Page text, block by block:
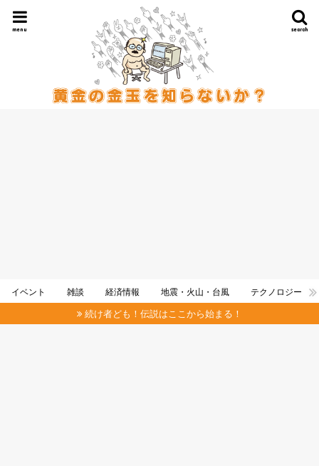
search
menu
イベント 雑談 経済情報 地震・火山・台風 テクノロジー
続け者ども！伝説はここから始まる！